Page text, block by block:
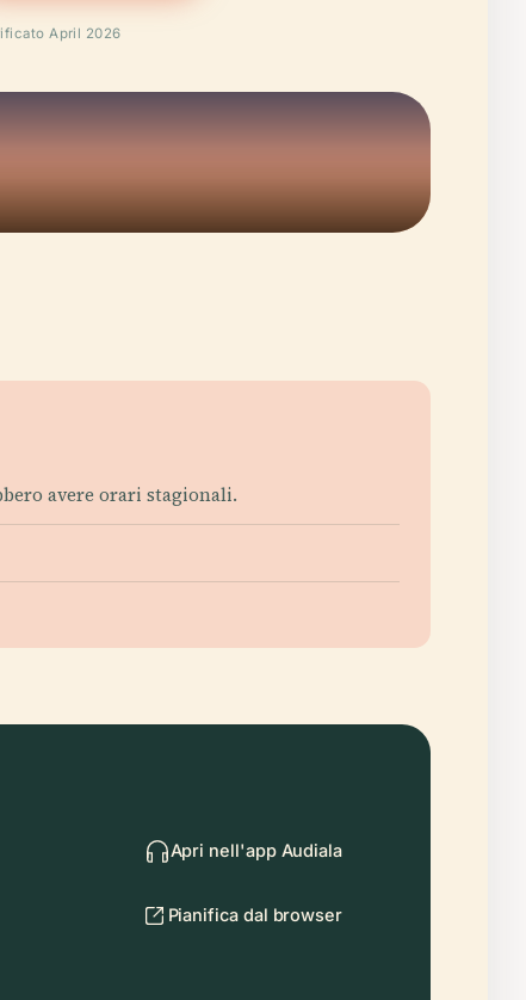
April 2026
avere orari stagionali.
Apri nell'app Audiala
Pianifica dal browser